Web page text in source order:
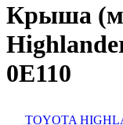
Крыша
0E110
TOYOTA